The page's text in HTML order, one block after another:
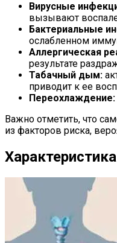
Вирусные
вызывают
Бактериальные
ослабленном
Аллергическая
результате
Табачный дым:
приводит к ее
Переохлаждение:
Важно отметить, что
из факторов риска,